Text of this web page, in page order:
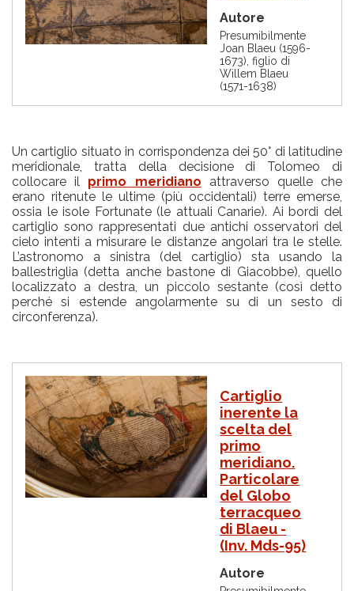
Autore
Presumibilmente
Joan Blaeu (1596-
1673), figlio di
Willem Blaeu
(1571-1638)
Un cartiglio situato in corrispondenza dei 50° di latitudine
meridionale, tratta della decisione di Tolomeo di
collocare il primo meridiano attraverso quelle che
erano ritenute le ultime (più occidentali) terre emerse,
ossia le isole Fortunate (le attuali Canarie). Ai bordi del
cartiglio sono rappresentati due antichi osservatori del
cielo intenti a misurare le distanze angolari tra le stelle.
L’astronomo a sinistra (del cartiglio) sta usando la
ballestriglia (detta anche bastone di Giacobbe), quello
localizzato a destra, un piccolo sestante (così detto
perché si estende angolarmente su di un sesto di
circonferenza).
I
m
m
a
g
i
n
e
Cartiglio
inerente la
scelta del
primo
meridiano.
Particolare
del Globo
terracqueo
di Blaeu -
(Inv. Mds-95)
Autore